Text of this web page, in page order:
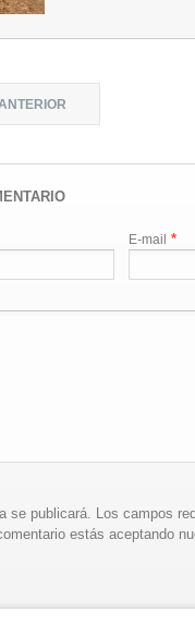
E-mail *
se publicará. Los campos
estás aceptando